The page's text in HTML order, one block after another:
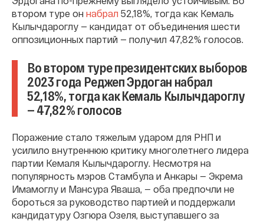
втором туре он набрал 52,18%, тогда как Кемаль
Кылычдароглу — кандидат от объединения шести
оппозиционных партий — получил 47,82% голосов.
Во втором туре президентских выборов
2023 года Реджеп Эрдоган набрал
52,18%, тогда как Кемаль Кылычдароглу
— 47,82% голосов
Поражение стало тяжелым ударом для РНП и
усилило внутреннюю критику многолетнего лидера
партии Кемаля Кылычдароглу. Несмотря на
популярность мэров Стамбула и Анкары — Экрема
Имамоглу и Мансура Яваша, — оба предпочли не
бороться за руководство партией и поддержали
кандидатуру Озгюра Озеля, выступавшего за